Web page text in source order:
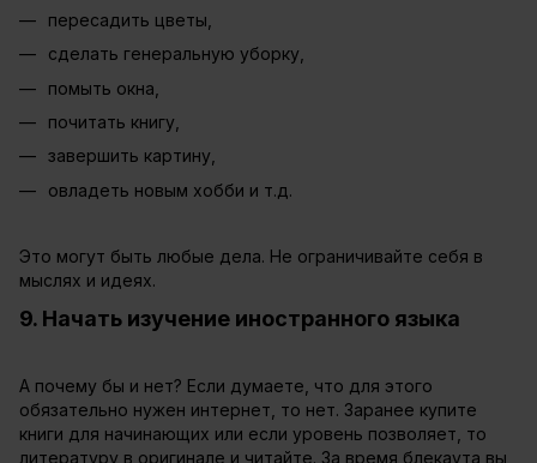
пересадить цветы,
сделать генеральную уборку,
помыть окна,
почитать книгу,
завершить картину,
овладеть новым хобби и т.д.
Это могут быть любые дела. Не ограничивайте себя в
мыслях и идеях.
9. Начать изучение иностранного языка
А почему бы и нет? Если думаете, что для этого
обязательно нужен интернет, то нет. Заранее купите
книги для начинающих или если уровень позволяет, то
литературу в оригинале и читайте. За время блекаута вы